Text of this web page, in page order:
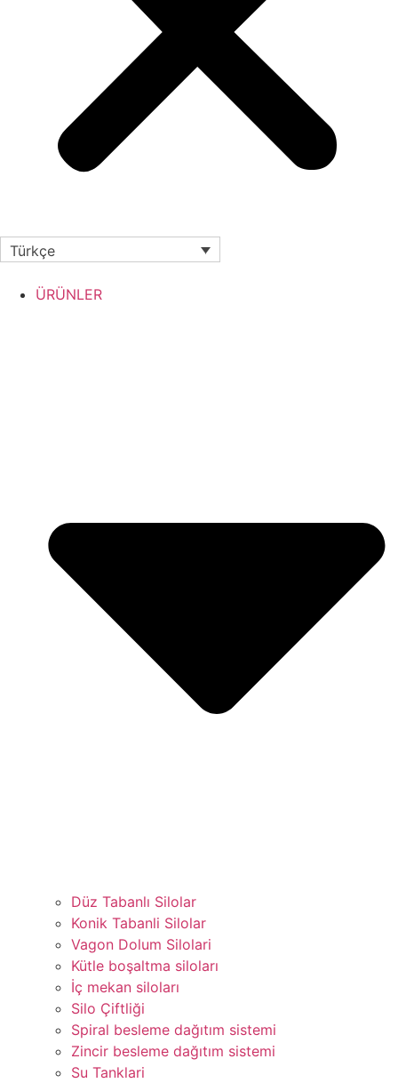
Türkçe
ÜRÜNLER
Düz Tabanlı Silolar
Konik Tabanli Silolar
Vagon Dolum Silolari
Kütle boşaltma siloları
İç mekan siloları
Silo Çiftliği
Spiral besleme dağıtım sistemi
Zincir besleme dağıtım sistemi
Su Tanklari